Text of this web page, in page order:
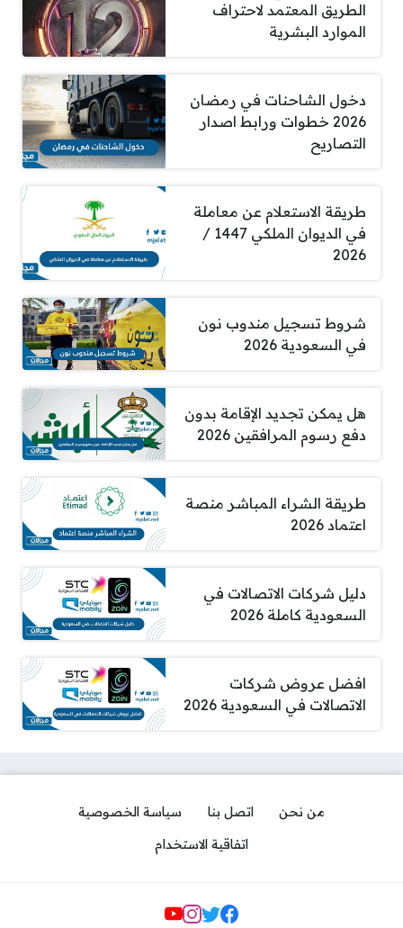
الطريق المعتمد لاحتراف
الموارد البشرية
دخول الشاحنات في رمضان
2026 خطوات ورابط اصدار
التصاريح
طريقة الاستعلام عن معاملة
في الديوان الملكي 1447 /
2026
شروط تسجيل مندوب نون
في السعودية 2026
هل يمكن تجديد الإقامة بدون
دفع رسوم المرافقين 2026
طريقة الشراء المباشر منصة
اعتماد 2026
دليل شركات الاتصالات في
السعودية كاملة 2026
افضل عروض شركات
الاتصالات في السعودية 2026
من نحن اتصل بنا
سياسة الخصوصية
اتفاقية الاستخدام
مواقع التواصل